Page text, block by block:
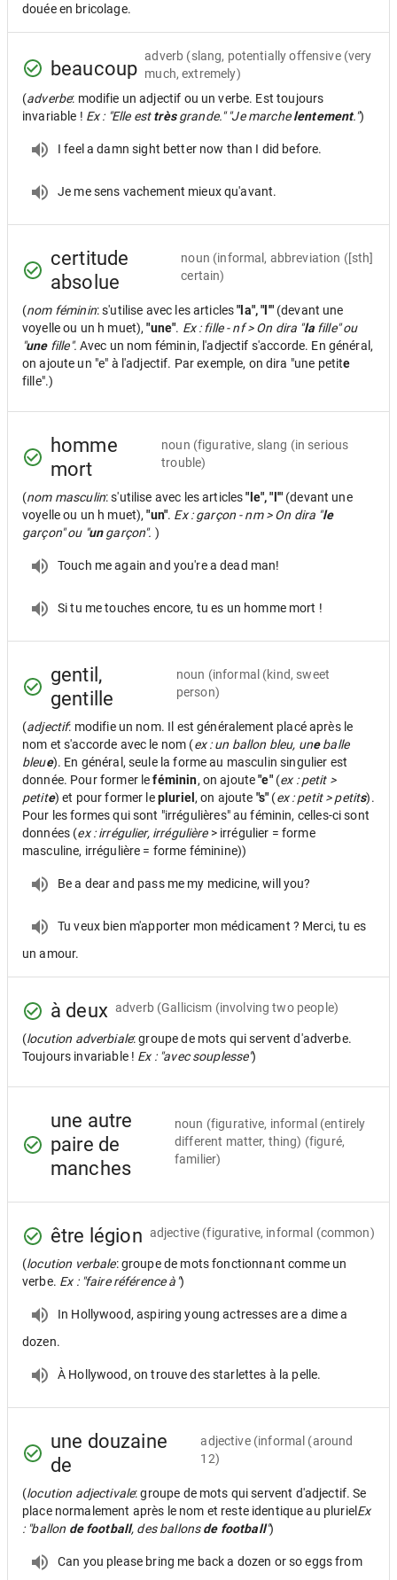
douée en bricolage.
beaucoup
adverb (slang, potentially offensive (very
much, extremely)
(adverbe: modifie un adjectif ou un verbe. Est toujours
invariable ! Ex : "Elle esttrèsgrande." "Je marchelentement.")
I feel a damn sight better now than I did before.
Je me sens vachement mieux qu'avant.
certitude
absolue
noun (informal, abbreviation ([sth]
certain)
(nom féminin: s'utilise avec les articles"la", "l'" (devant une
voyelle ou un h muet),"une". Ex : fille - nf > On dira "lafille" ou
"unefille". Avec un nom féminin, l'adjectif s'accorde. En général,
on ajoute un "e" à l'adjectif. Par exemple, on dira "une petite
fille".)
homme
mort
noun (figurative, slang (in serious
trouble)
(nom masculin: s'utilise avec les articles"le", "l'" (devant une
voyelle ou un h muet),"un". Ex : garçon - nm > On dira "le
garçon" ou "ungarçon". )
Touch me again and you're a dead man!
Si tu me touches encore, tu es un homme mort !
gentil,
gentille
noun (informal (kind, sweet
person)
(adjectif: modifie un nom. Il est généralement placé après le
nom et s'accorde avec le nom (ex : un ballon bleu, uneballe
bleue). En général, seule la forme au masculin singulier est
donnée. Pour former leféminin, on ajoute"e"(ex : petit >
petite) et pour former lepluriel , on ajoute "s" (ex : petit > petits).
Pour les formes qui sont "irrégulières" au féminin, celles-ci sont
données (ex : irrégulier, irrégulière> irrégulier = forme
masculine, irrégulière = forme féminine))
Be a dear and pass me my medicine, will you?
Tu veux bien m'apporter mon médicament ? Merci, tu es
un amour.
à deux adverb (Gallicism (involving two people)
(locution adverbiale: groupe de mots qui servent d'adverbe.
Toujours invariable ! Ex : "avec souplesse")
une autre
paire de
manches
noun (figurative, informal (entirely
different matter, thing) (figuré,
familier)
être légion adjective (figurative, informal (common)
(locution verbale: groupe de mots fonctionnant comme un
verbe. Ex : "faire référence à")
In Hollywood, aspiring young actresses are a dime a
dozen.
À Hollywood, on trouve des starlettes à la pelle.
une douzaine
de
adjective (informal (around
12)
(locution adjectivale: groupe de mots qui servent d'adjectif. Se
place normalement après le nom et reste identique au pluriel Ex
: "ballon de football, des ballonsde football")
Can you please bring me back a dozen or so eggs from